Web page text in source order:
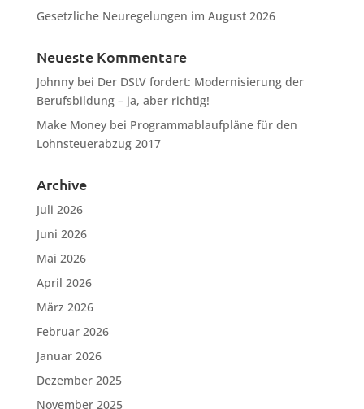
Gesetzliche Neuregelungen im August 2026
Neueste Kommentare
Johnnybei Der DStV fordert: Modernisierung der
Berufsbildung – ja, aber richtig!
Make Moneybei Programmablaufpläne für den
Lohnsteuerabzug 2017
Archive
Juli 2026
Juni 2026
Mai 2026
April 2026
März 2026
Februar 2026
Januar 2026
Dezember 2025
November 2025